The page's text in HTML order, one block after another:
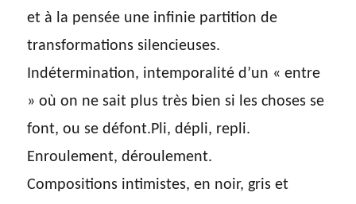
et à la pensée une infinie partition de
transformations silencieuses.
Indétermination, intemporalité d’un « entre
» où on ne sait plus très bien si les choses se
font, ou se défont.Pli, dépli, repli.
Enroulement, déroulement.
Compositions intimistes, en noir, gris et